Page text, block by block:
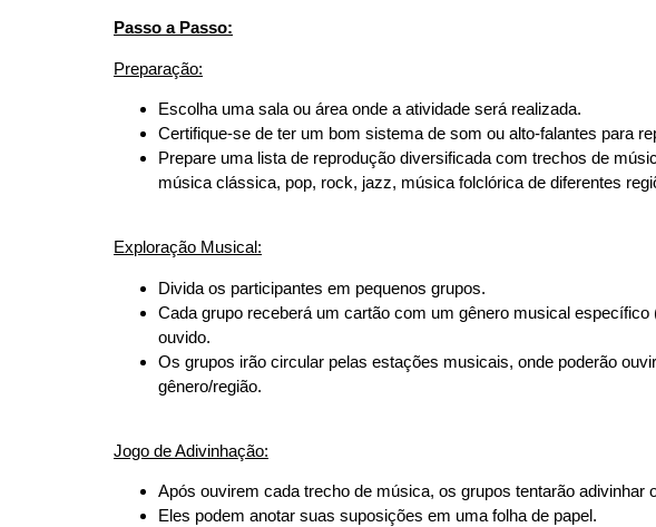
Passo a Passo:
Preparação:
Escolha uma sala ou área onde a atividade será realizada.
Certifique-se de ter um bom sistema de som ou alto-falantes para
Prepare uma lista de reprodução diversificada com trechos de
música clássica, pop, rock, jazz, música folclórica de diferentes
Exploração Musical:
Divida os participantes em pequenos grupos.
Cada grupo receberá um cartão com um gênero musical
ouvido.
Os grupos irão circular pelas estações musicais, onde poderão
gênero/região.
Jogo de Adivinhação:
Após ouvirem cada trecho de música, os grupos tentarão
Eles podem anotar suas suposições em uma folha de papel.